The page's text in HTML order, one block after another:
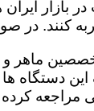
بازار
کنند. در
ماهر و
دستگاه ها
کرده